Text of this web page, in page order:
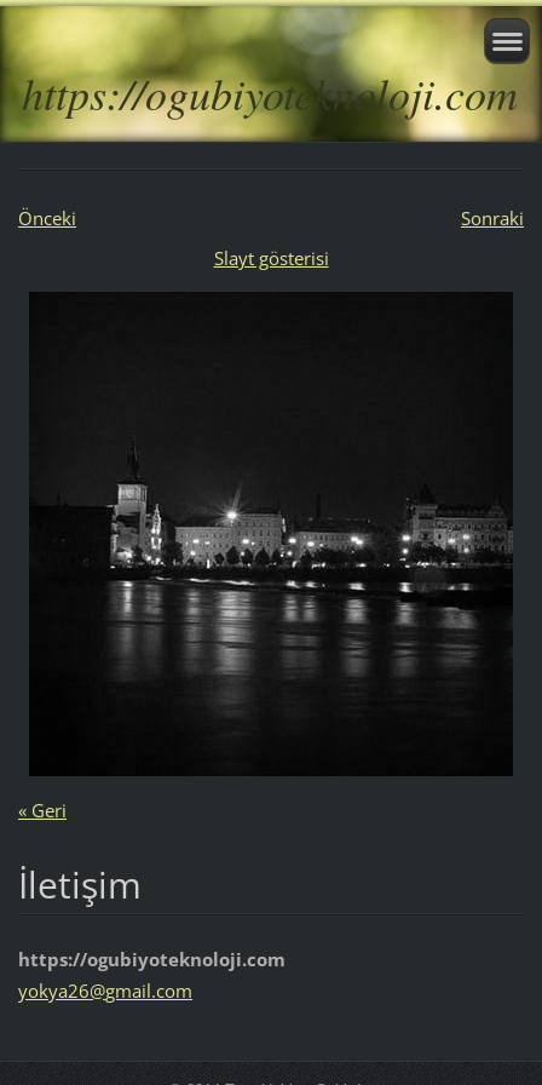
https://ogubiyoteknoloji.com
Önceki
Sonraki
Slayt gösterisi
« Geri
İletişim
https://ogubiyoteknoloji.com
yokya26@gmail.com